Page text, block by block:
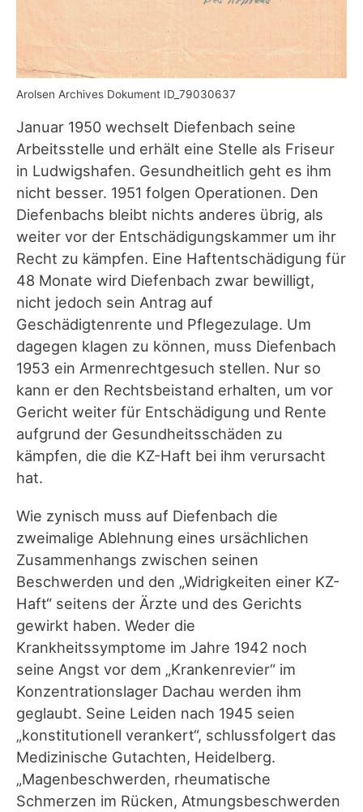
Arolsen Archives Dokument ID_79030637
Januar 1950 wechselt Diefenbach seine
Arbeitsstelle und erhält eine Stelle als Friseur
in Ludwigshafen. Gesundheitlich geht es ihm
nicht besser. 1951 folgen Operationen. Den
Diefenbachs bleibt nichts anderes übrig, als
weiter vor der Entschädigungskammer um ihr
Recht zu kämpfen. Eine Haftentschädigung für
48 Monate wird Diefenbach zwar bewilligt,
nicht jedoch sein Antrag auf
Geschädigtenrente und Pflegezulage. Um
dagegen klagen zu können, muss Diefenbach
1953 ein Armenrechtgesuch stellen. Nur so
kann er den Rechtsbeistand erhalten, um vor
Gericht weiter für Entschädigung und Rente
aufgrund der Gesundheitsschäden zu
kämpfen, die die KZ-Haft bei ihm verursacht
hat.
Wie zynisch muss auf Diefenbach die
zweimalige Ablehnung eines ursächlichen
Zusammenhangs zwischen seinen
Beschwerden und den „Widrigkeiten einer KZ-
Haft“ seitens der Ärzte und des Gerichts
gewirkt haben. Weder die
Krankheitssymptome im Jahre 1942 noch
seine Angst vor dem „Krankenrevier“ im
Konzentrationslager Dachau werden ihm
geglaubt. Seine Leiden nach 1945 seien
„konstitutionell verankert“, schlussfolgert das
Medizinische Gutachten, Heidelberg.
„Magenbeschwerden, rheumatische
Schmerzen im Rücken, Atmungsbeschwerden